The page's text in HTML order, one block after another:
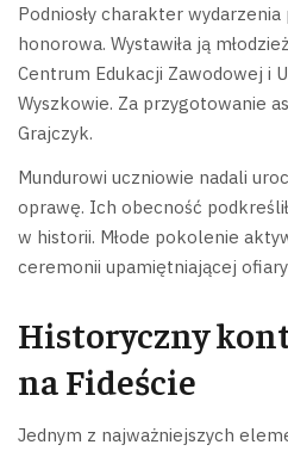
Podniosły charakter wydarzenia
honorowa. Wystawiła ją
Centrum Edukacji Zawodowej i
Wyszkowie. Za przygotowanie
Grajczyk.
Mundurowi uczniowie nadali
oprawę. Ich obecność
w historii. Młode pokolenie
ceremonii upamiętniającej
Historyczny
na Fideście
Jednym z najważniejszych